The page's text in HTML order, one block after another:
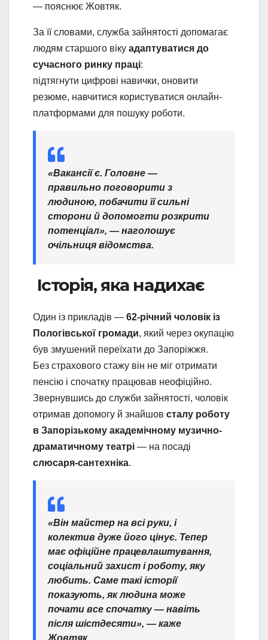
— пояснює Жовтяк.
За її словами, служба зайнятості допомагає
людям старшого віку адаптуватися до
сучасного ринку праці:
підтягнути цифрові навички, оновити
резюме, навчитися користуватися онлайн-
платформами для пошуку роботи.
«Вакансії є. Головне —
правильно поговорити з
людиною, побачити її сильні
сторони й допомогти розкрити
потенціал», — наголошує
очільниця відомства.
Історія, яка надихає
Один із прикладів — 62-річний чоловік із
Пологівської громади, який через окупацію
був змушений переїхати до Запоріжжя.
Без страхового стажу він не міг отримати
пенсію і спочатку працював неофіційно.
Звернувшись до служби зайнятості, чоловік
отримав допомогу й знайшов сталу роботу
в Запорізькому академічному музично-
драматичному театрі — на посаді
слюсаря-сантехніка.
«Він майстер на всі руки, і
колектив дуже його цінує. Тепер
має офіційне працевлаштування,
соціальний захист і роботу, яку
любить. Саме такі історії
показують, як людина може
почати все спочатку — навіть
після шістдесяти», — каже